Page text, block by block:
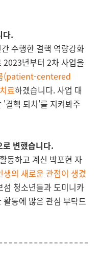
다.
수행한 결핵 역량강화
2023년부터 2차 사업을
(patient-centered
료하겠습니다. 사업 대
'결핵 퇴치'를 지켜봐주
로 변했습니다.
동하고 계신 박포현 자
의 새로운 관점이 생겼
청소년들과 도미니카
동에 많은 관심 부탁드